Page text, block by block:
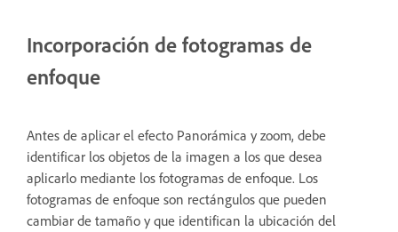
Incorporación de fotogramas de
enfoque
Antes de aplicar el efecto Panorámica y zoom, debe
identificar los objetos de la imagen a los que desea
aplicarlo mediante los fotogramas de enfoque. Los
fotogramas de enfoque son rectángulos que pueden
cambiar de tamaño y que identifican la ubicación del